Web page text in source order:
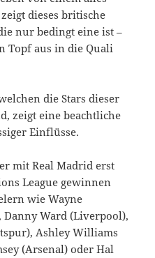
dieses britische
nur bedingt eine ist –
Topf aus in die Quali
die Stars dieser
zeigt eine beachtliche
Einflüsse.
mit Real Madrid erst
League gewinnen
wie Wayne
Danny Ward (Liverpool),
Ashley Williams
(Arsenal) oder Hal